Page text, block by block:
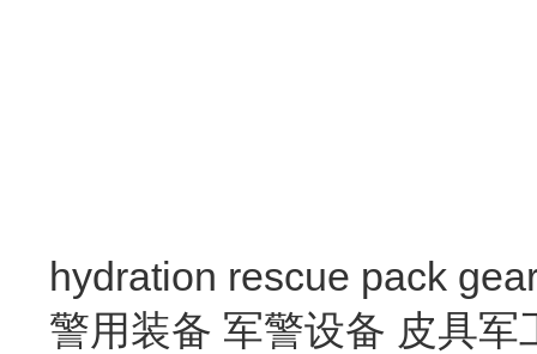
hydration rescue pack
警用装备 军警设备 皮具军